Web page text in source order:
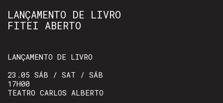
LANÇAMENTO DE LIVRO
FITEI ABERTO
LANÇAMENTO DE LIVRO
23.05 SÁB / SAT / SÁB
17H00
TEATRO CARLOS ALBERTO